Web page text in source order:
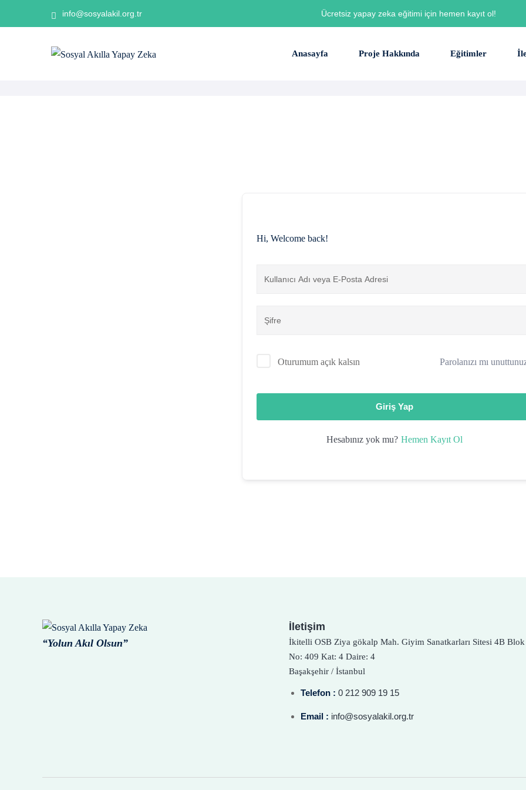
info@sosyalakil.org.tr Ücretsiz yapay zeka eğitimi için hemen kayıt ol!
Anasayfa Proje Hakkında Eğitimler
Hi, Welcome back!
Oturumum açık kalsın Parolanızı mı
Giriş Yap
Hesabınız yok mu? Hemen Kayıt Ol
“Yolun Akıl Olsun”
İletişim
İkitelli OSB Ziya gökalp Mah. Giyim Sanatkarları Sitesi 4B Blok
No: 409 Kat: 4 Daire: 4
Başakşehir / İstanbul
Telefon : 0 212 909 19 15
Email : info@sosyalakil.org.tr